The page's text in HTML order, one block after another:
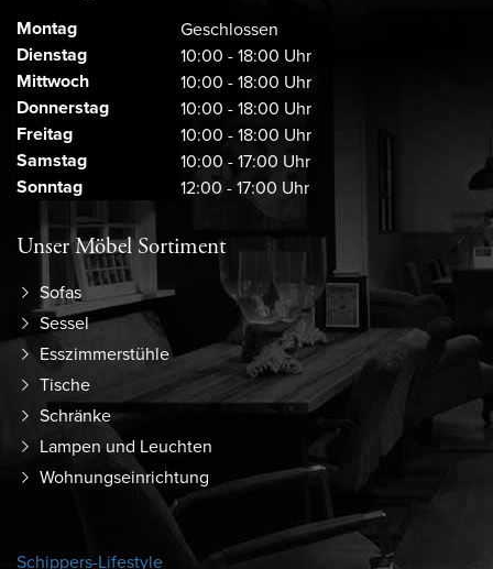
Montag Geschlossen
Dienstag 10:00 - 18:00 Uhr
Mittwoch 10:00 - 18:00 Uhr
Donnerstag 10:00 - 18:00 Uhr
Freitag 10:00 - 18:00 Uhr
Samstag 10:00 - 17:00 Uhr
Sonntag 12:00 - 17:00 Uhr
Unser Möbel Sortiment
Sofas
Sessel
Esszimmerstühle
Tische
Schränke
Lampen und Leuchten
Wohnungseinrichtung
Schippers-Lifestyle